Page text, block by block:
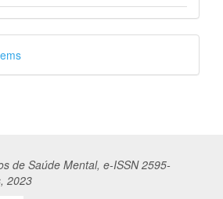
de Saúde Mental, e-ISSN 2595-
2023